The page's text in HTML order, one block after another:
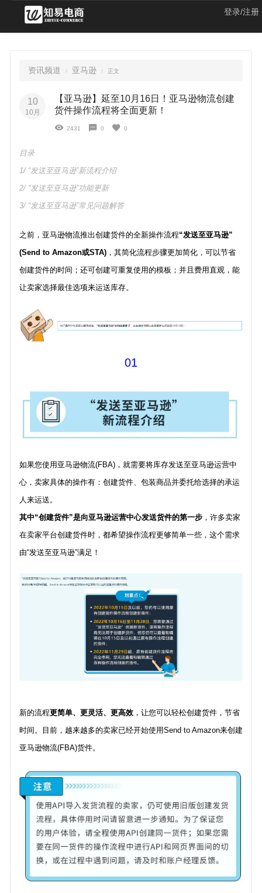
登录/注册
资讯频道 亚马逊 正文
10
10月
【亚马逊】延至10月16日！亚马逊物流创建
货件操作流程将全面更新！
2431 0 0
目录
1/ “发送至亚马逊”新流程介绍
2/ “发送至亚马逊”功能更新
3/ “发送至亚马逊”常见问题解答
之前，亚马逊物流推出创建货件的全新操作流程“发送至亚马逊”
(Send to Amazon或STA) ，其简化流程步骤更加简化，可以节省
创建货件的时间；还可创建可重复使用的模板；并且费用直观，能
让卖家选择最佳选项来运送库存。
01
如果您使用亚马逊物流(FBA)，就需要将库存发送至亚马逊运营中
心，卖家具体的操作有：创建货件、包装商品并委托给选择的承运
人来运送。
其中“创建货件”是向亚马逊运营中心发送货件的第一步 ，许多卖家
在卖家平台创建货件时，都希望操作流程更够简单一些，这个需求
由“发送至亚马逊”满足！
新的流程更简单、更灵活、更高效 ，让您可以轻松创建货件，节省
时间。目前，越来越多的卖家已经开始使用Send to Amazon来创建
亚马逊物流(FBA)货件。